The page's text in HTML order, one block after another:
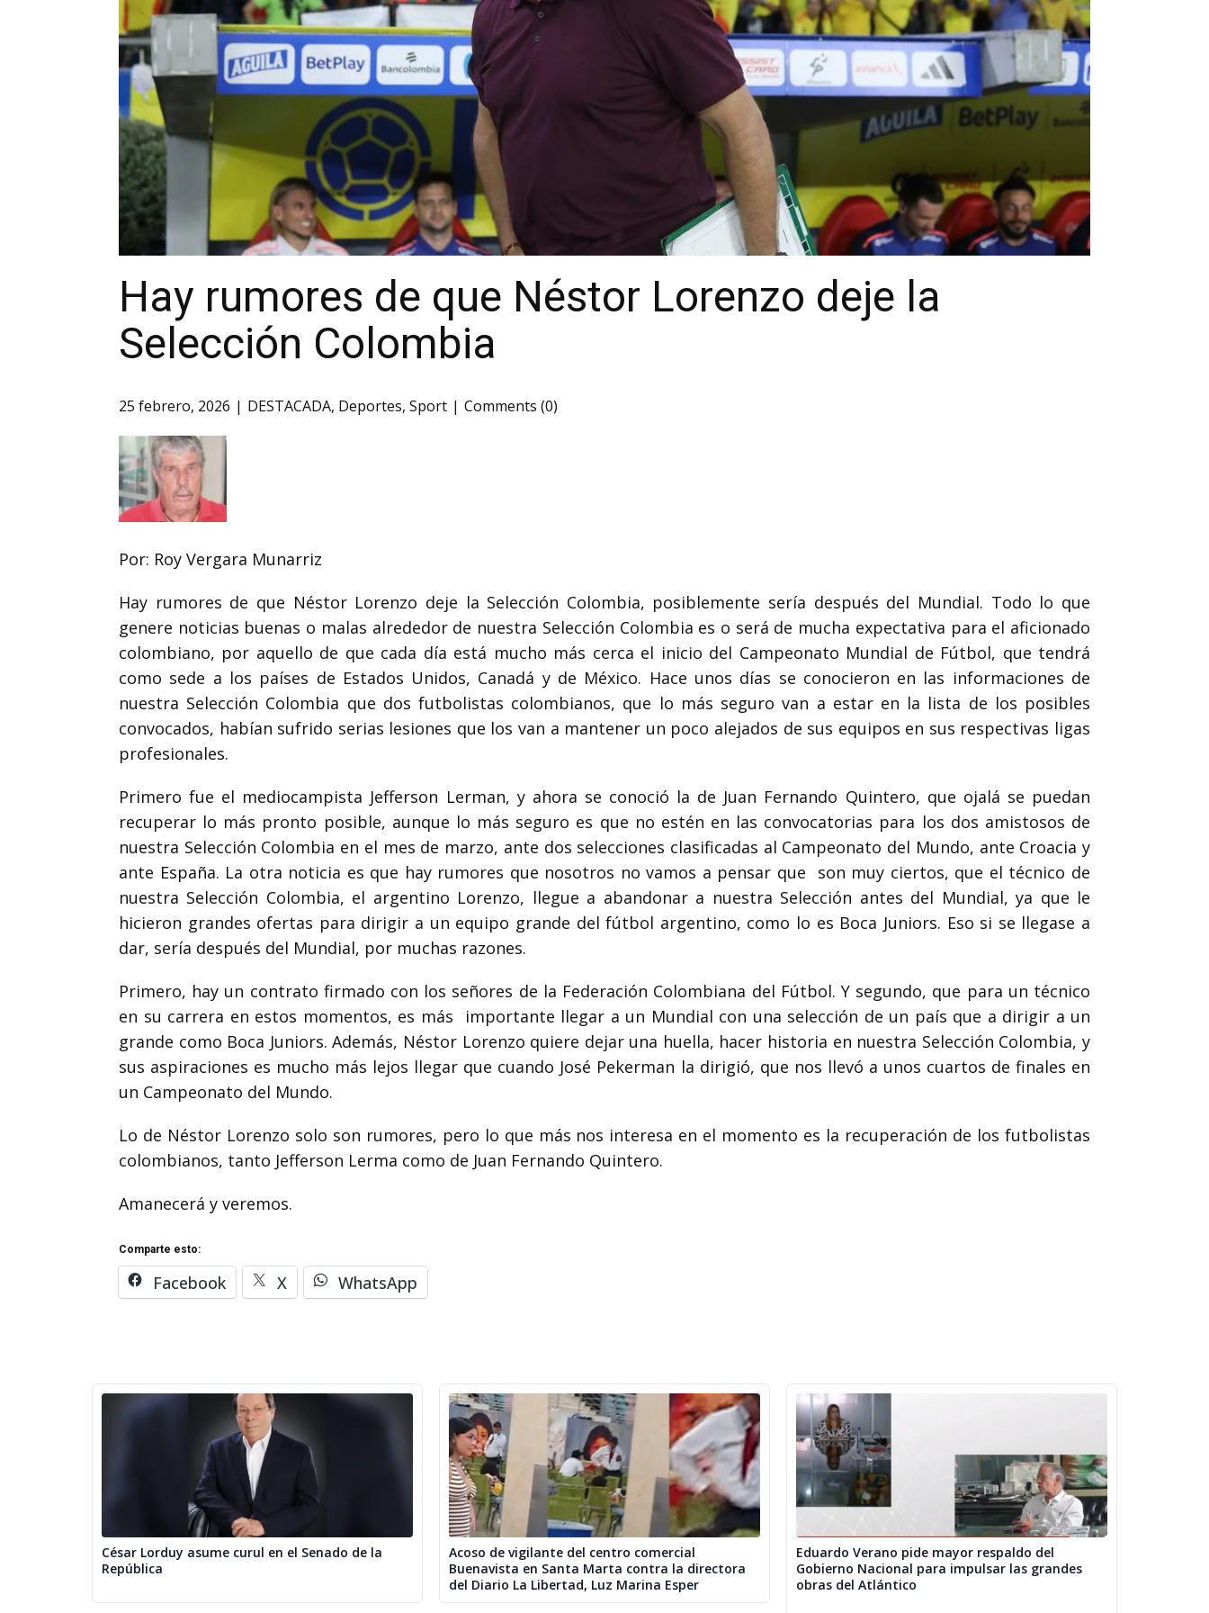
Hay rumores de que Néstor Lorenzo deje la
Selección Colombia
25 febrero, 2026 DESTACADA, Deportes, Sport Comments (0)
Por: Roy Vergara Munarriz
Hay rumores de que Néstor Lorenzo deje la Selección Colombia, posiblemente sería después del Mundial. Todo lo que
genere noticias buenas o malas alrededor de nuestra Selección Colombia es o será de mucha expectativa para el aficionado
colombiano, por aquello de que cada día está mucho más cerca el inicio del Campeonato Mundial de Fútbol, que tendrá
como sede a los países de Estados Unidos, Canadá y de México. Hace unos días se conocieron en las informaciones de
nuestra Selección Colombia que dos futbolistas colombianos, que lo más seguro van a estar en la lista de los posibles
convocados, habían sufrido serias lesiones que los van a mantener un poco alejados de sus equipos en sus respectivas ligas
profesionales.
Primero fue el mediocampista Jefferson Lerman, y ahora se conoció la de Juan Fernando Quintero, que ojalá se puedan
recuperar lo más pronto posible, aunque lo más seguro es que no estén en las convocatorias para los dos amistosos de
nuestra Selección Colombia en el mes de marzo, ante dos selecciones clasificadas al Campeonato del Mundo, ante Croacia y
ante España. La otra noticia es que hay rumores que nosotros no vamos a pensar que
son muy ciertos, que el técnico de
nuestra Selección Colombia, el argentino Lorenzo, llegue a abandonar a nuestra Selección antes del Mundial, ya que le
hicieron grandes ofertas para dirigir a un equipo grande del fútbol argentino, como lo es Boca Juniors. Eso si se llegase a
dar, sería después del Mundial, por muchas razones.
Primero, hay un contrato firmado con los señores de la Federación Colombiana del Fútbol. Y segundo, que para un técnico
en su carrera en estos momentos, es más
importante llegar a un Mundial con una selección de un país que a dirigir a un
grande como Boca Juniors. Además, Néstor Lorenzo quiere dejar una huella, hacer historia en nuestra Selección Colombia, y
sus aspiraciones es mucho más lejos llegar que cuando José Pekerman la dirigió, que nos llevó a unos cuartos de finales en
un Campeonato del Mundo.
Lo de Néstor Lorenzo solo son rumores, pero lo que más nos interesa en el momento es la recuperación de los futbolistas
colombianos, tanto Jefferson Lerma como de Juan Fernando Quintero.
Amanecerá y veremos.
Comparte esto:
Facebook X WhatsApp
César Lorduy asume curul en el Senado de la
República
Acoso de vigilante del centro comercial
Buenavista en Santa Marta contra la directora
del Diario La Libertad, Luz Marina Esper
Eduardo Verano pide mayor respaldo del
Gobierno Nacional para impulsar las grandes
obras del Atlántico